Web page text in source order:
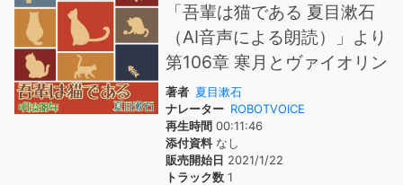
「吾輩は猫である 夏目漱石
（AI音声による朗読）」より
第106章 寒月とヴァイオリン
著者 夏目漱石
ナレーター ROBOTVOICE
再生時間 00:11:46
添付資料なし
販売開始日 2021/1/22
トラック数 1